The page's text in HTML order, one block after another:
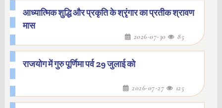
आध्यात्मिक शुद्धि और प्रकृति के श्रृंगार का प्रतीक श्रावण
मास
2026-07-30 85
राजयोग में गुरु पूर्णिमा पर्व 29 जुलाई को
2026-07-27 125